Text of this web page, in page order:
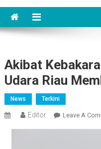
Akibat
Udara Riau
News Terkini
Editor Leave A